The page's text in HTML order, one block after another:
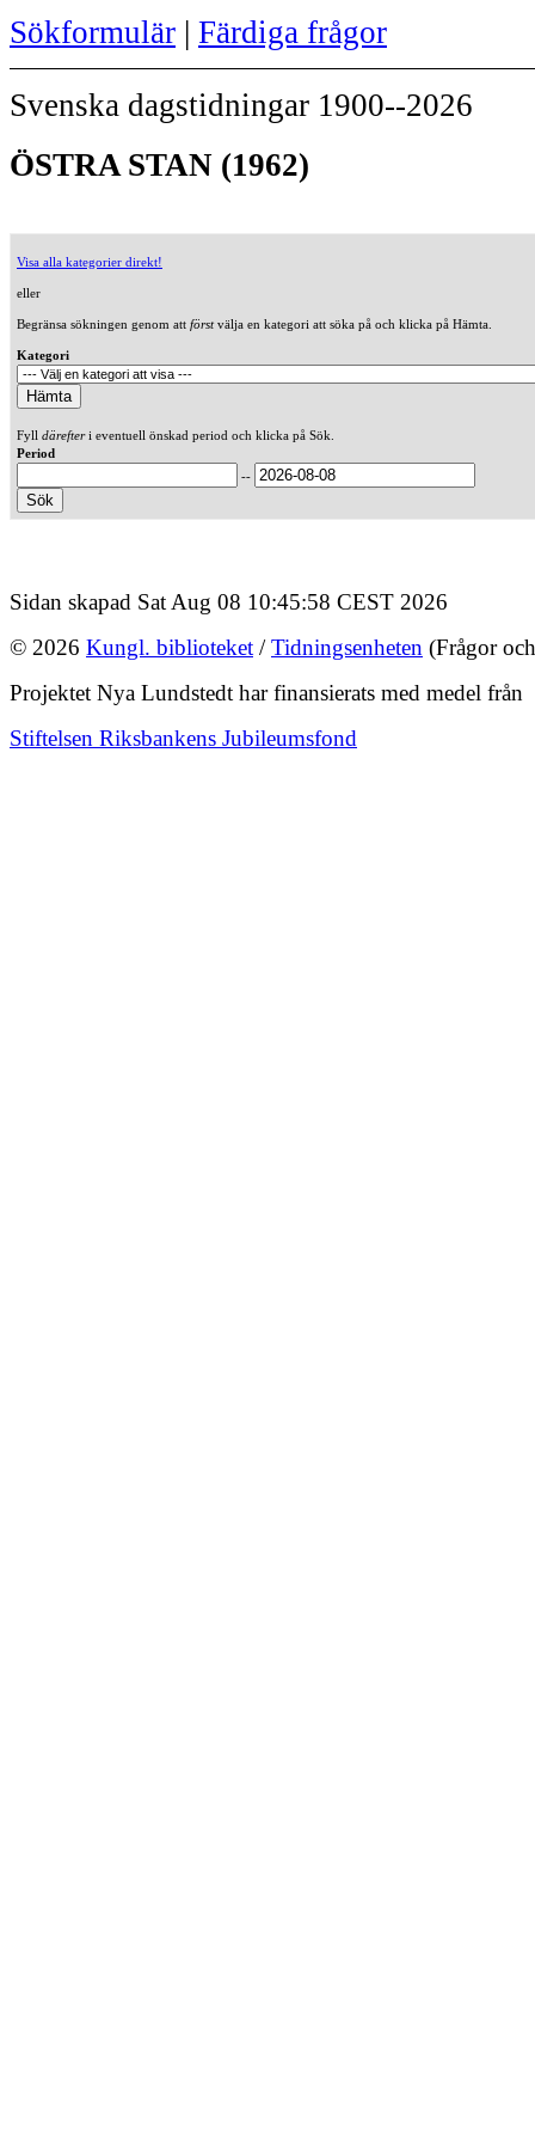
Sökformulär | Färdiga frågor
Svenska dagstidningar 1900--2026
ÖSTRA STAN (1962)
Visa alla kategorier direkt!
eller
Begränsa sökningen genom att förstvälja en kategori att söka på och klicka på Hämta.
Kategori
Fyll därefteri eventuell önskad period och klicka på Sök.
Period
--
Sidan skapad Sat Aug 08 10:45:58 CEST 2026
© 2026 Kungl. biblioteket /Tidningsenheten (Frågor
Projektet Nya Lundstedt har finansierats med medel från
Stiftelsen Riksbankens Jubileumsfond